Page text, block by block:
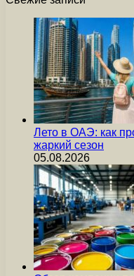
Лето в ОАЭ: как
жаркий сезон
05.08.2026